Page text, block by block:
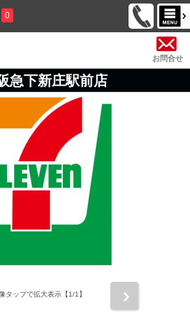
0
お問合せ
急下新庄駅前店
タップで拡大表示【1/1】